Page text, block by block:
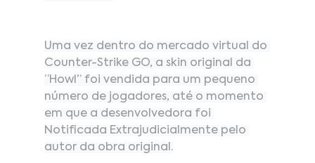
Uma vez dentro do mercado virtual do
Counter-Strike GO, a skin original da
“Howl” foi vendida para um pequeno
número de jogadores, até o momento
em que a desenvolvedora foi
Notificada Extrajudicialmente pelo
autor da obra original.